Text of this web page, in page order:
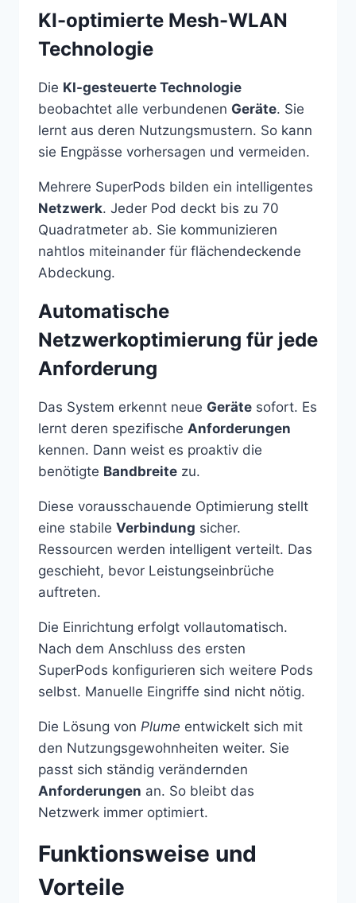
KI-optimierte Mesh-WLAN
Technologie
Die KI-gesteuerte Technologie
beobachtet alle verbundenen Geräte. Sie
lernt aus deren Nutzungsmustern. So kann
sie Engpässe vorhersagen und vermeiden.
Mehrere SuperPods bilden ein intelligentes
Netzwerk. Jeder Pod deckt bis zu 70
Quadratmeter ab. Sie kommunizieren
nahtlos miteinander für flächendeckende
Abdeckung.
Automatische
Netzwerkoptimierung für jede
Anforderung
Das System erkennt neue Geräte sofort. Es
lernt deren spezifische Anforderungen
kennen. Dann weist es proaktiv die
benötigte Bandbreite zu.
Diese vorausschauende Optimierung stellt
eine stabile Verbindung sicher.
Ressourcen werden intelligent verteilt. Das
geschieht, bevor Leistungseinbrüche
auftreten.
Die Einrichtung erfolgt vollautomatisch.
Nach dem Anschluss des ersten
SuperPods konfigurieren sich weitere Pods
selbst. Manuelle Eingriffe sind nicht nötig.
Die Lösung von Plume entwickelt sich mit
den Nutzungsgewohnheiten weiter. Sie
passt sich ständig verändernden
Anforderungen an. So bleibt das
Netzwerk immer optimiert.
Funktionsweise und
Vorteile